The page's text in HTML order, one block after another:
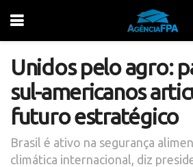
Unidos pelo agro:
sul-americanos
futuro estratégico
Brasil é ativo na segurança
climática internacional, diz